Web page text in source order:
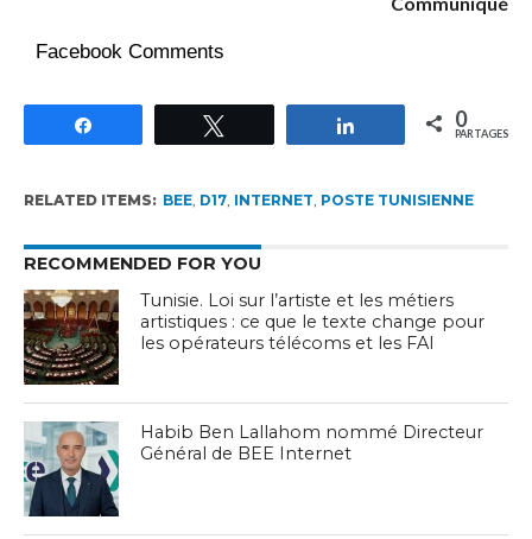
Facebook Comments
Partagez 0
PARTAGES
RELATED ITEMS: BEE, D17, INTERNET, POSTE TUNISIENNE
RECOMMENDED FOR YOU
Tunisie. Loi sur l’artiste et les métiers
artistiques : ce que le texte change pour
les opérateurs télécoms et les FAI
Habib Ben Lallahom nommé Directeur
Général de BEE Internet